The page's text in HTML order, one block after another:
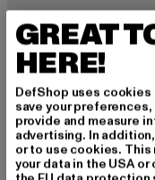
GREAT
HERE!
DefShop uses
save your
provide and measure
advertising. In
or to use cookies.
your data in the USA